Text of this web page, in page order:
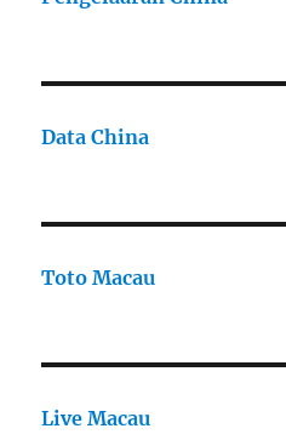
Data China
Toto Macau
Live Macau